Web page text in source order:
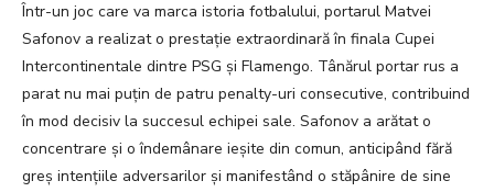
Într-un joc care va marca istoria fotbalului, portarul Matvei
Safonov a realizat o prestație extraordinară în finala Cupei
Intercontinentale dintre PSG și Flamengo. Tânărul portar rus a
parat nu mai puțin de patru penalty-uri consecutive, contribuind
în mod decisiv la succesul echipei sale. Safonov a arătat o
concentrare și o îndemânare ieșite din comun, anticipând fără
greș intențiile adversarilor și manifestând o stăpânire de sine